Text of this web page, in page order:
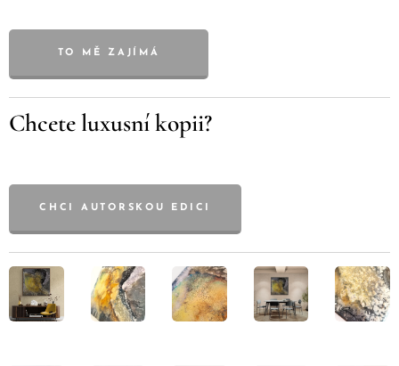
TO MĚ ZAJÍMÁ
Chcete luxusní kopii?
CHCI AUTORSKOU EDICI